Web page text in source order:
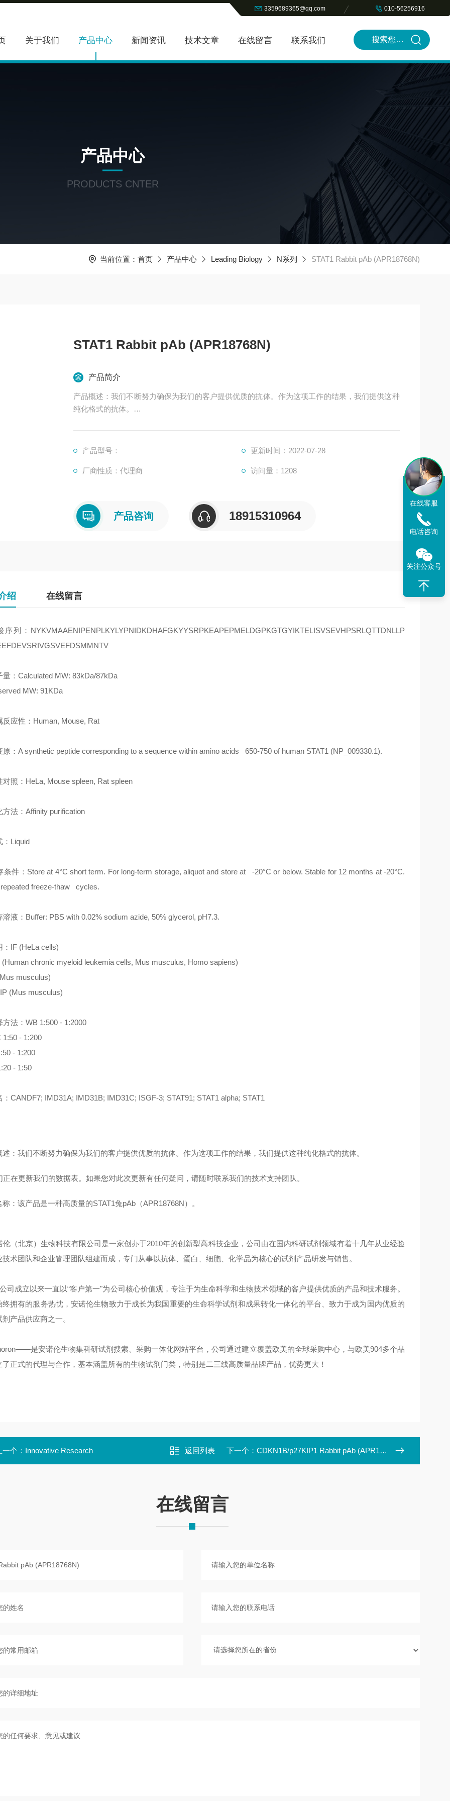
3359689365@qq.com 010-56256916
关于我们 产品中心 新闻资讯 技术文章 在线留言 联系我们
产品中心
PRODUCTS CNTER
当前位置： 首页 产品中心 Leading Biology N系列 STAT1 Rabbit pAb (APR18768N)
STAT1 Rabbit pAb (APR18768N)
产品简介
产品概述：我们不断努力确保为我们的客户提供优质的抗体。作为这项工作的结果，我们提供这种
纯化格式的抗体。
产品型号：
更新时间：2022-07-28
厂商性质：代理商 访问量：1208
产品咨询 18915310964
绍 在线留言
序列：NYKVMAAENIPENPLKYLYPNIDKDHAFGKYYSRPKEAPEPMELDGPKGTGYIKTELISVSEVHPSRLQTTDNLLP
：Calculated MW: 83kDa/87kDa
MW: 91KDa
应性：Human, Mouse, Rat
：A synthetic peptide corresponding to a sequence within amino acids 650-750 of human STAT1 (NP_009330.1).
照：HeLa, Mouse spleen, Rat spleen
法：Affinity purification
Liquid
件：Store at 4°C short term. For long-term storage, aliquot and store at -20°C or below. Stable for 12 months at -20°C.
freeze-thaw cycles.
液：Buffer: PBS with 0.02% sodium azide, 50% glycerol, pH7.3.
IF (HeLa cells)
chronic myeloid leukemia cells, Mus musculus, Homo sapiens)
musculus)
(Mus musculus)
法：WB 1:500 - 1:2000
- 1:200
- 1:200
- 1:50
CANDF7; IMD31A; IMD31B; IMD31C; ISGF-3; STAT91; STAT1 alpha; STAT1
述：我们不断努力确保为我们的客户提供优质的抗体。作为这项工作的结果，我们提供这种纯化格式的抗体。
在更新我们的数据表。如果您对此次更新有任何疑问，请随时联系我们的技术支持团队。
：该产品是一种高质量的STAT1兔pAb（APR18768N）。
（北京）生物科技有限公司是一家创办于2010年的创新型高科技企业，公司由在国内科研试剂领域有着十几年从业经验
技术团队和企业管理团队组建而成，专门从事以抗体、蛋白、细胞、化学品为核心的试剂产品研发与销售。
成立以来一直以“客户第一"为公司核心价值观，专注于为生命科学和生物技术领域的客户提供优质的产品和技术服务。
终拥有的服务热忱，安诺伦生物致力于成长为我国重要的生命科学试剂和成果转化一体化的平台、致力于成为国内优质的
产品供应商之一。
是安诺伦生物集科研试剂搜索、采购一体化网站平台，公司通过建立覆盖欧美的全球采购中心，与欧美904多个品
了正式的代理与合作，基本涵盖所有的生物试剂门类，特别是二三线高质量品牌产品，优势更大！
一个： Innovative Research 返回列表 下一个： CDKN1B/p27KIP1 Rabbit pAb (APR17402N)
在线留言
在线客服
电话咨询
关注公众号